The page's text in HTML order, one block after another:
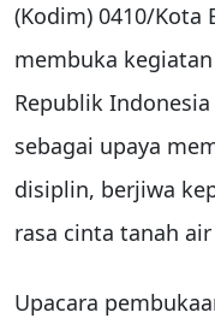
(Kodim) 0410/Kota
membuka
Republik Indonesia
sebagai upaya
disiplin, berjiwa
rasa cinta tanah
Upacara